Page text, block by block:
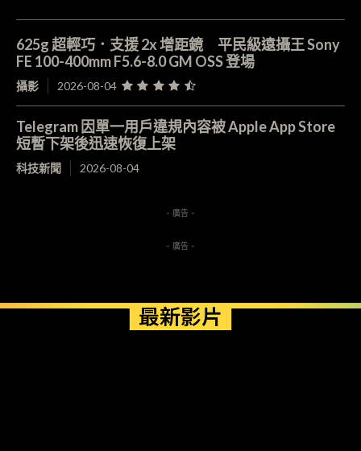
625g 超輕巧．支援 2x 增距鏡 平民級遠攝王 Sony
FE 100-400mm F5.6-8.0 GM OSS 登場
攝影 2026-08-04
Telegram 因單一用戶違規內容被 Apple App Store
短暫下架後迅速恢復上架
科技新聞 2026-08-04
- 廣告 -
- 廣告 -
最新影片